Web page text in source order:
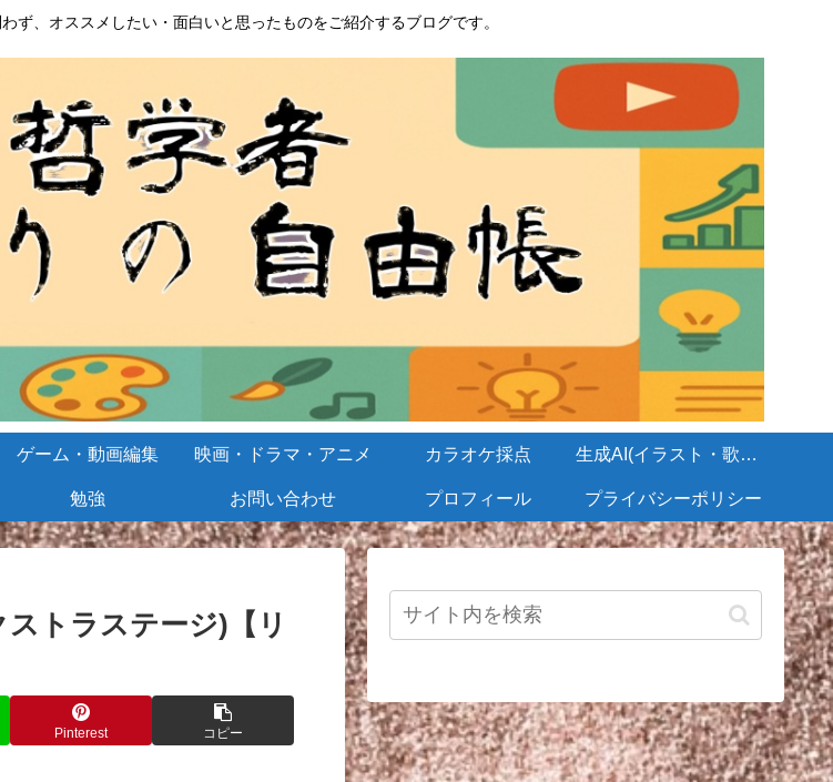
、オススメしたい・面白いと思ったものをご紹介するブログです。
ゲーム・動画編集 映画・ドラマ・アニメ カラオケ採点 生成AI(イラスト・歌・BGM)
勉強 お問い合わせ プロフィール プライバシーポリシー
トラステージ)【リ
Pinterest コピー